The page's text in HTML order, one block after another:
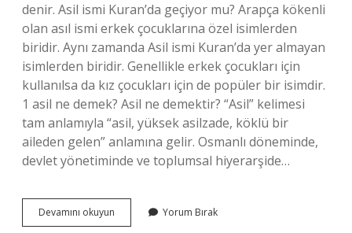
denir. Asil ismi Kuran’da geçiyor mu? Arapça kökenli
olan asıl ismi erkek çocuklarına özel isimlerden
biridir. Aynı zamanda Asil ismi Kuran’da yer almayan
isimlerden biridir. Genellikle erkek çocukları için
kullanılsa da kız çocukları için de popüler bir isimdir.
1 asil ne demek? Asil ne demektir? “Asil” kelimesi
tam anlamıyla “asil, yüksek asilzade, köklü bir
aileden gelen” anlamına gelir. Osmanlı döneminde,
devlet yönetiminde ve toplumsal hiyerarşide…
Devamını okuyun
Ne
Yorum Bırak